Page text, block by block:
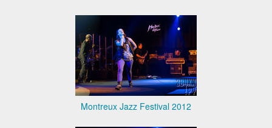
Montreux Jazz Festival 2012